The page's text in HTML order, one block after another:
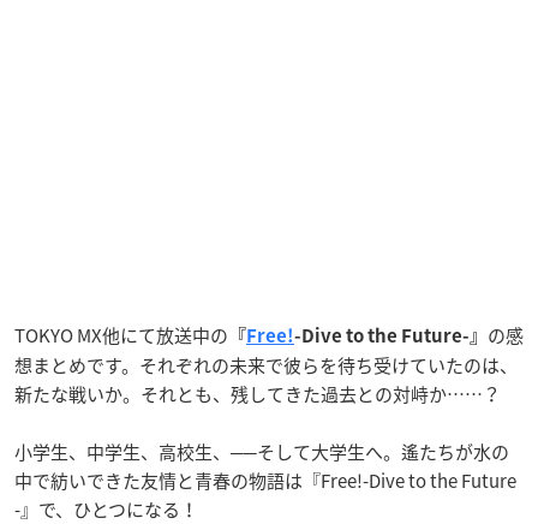
TOKYO MX他にて放送中の 『Free!-Dive to the Future-』 の感
想まとめです。それぞれの未来で彼らを待ち受けていたのは、
新たな戦いか。それとも、残してきた過去との対峙か……？
小学生、中学生、高校生、──そして大学生へ。遙たちが水の
中で紡いできた友情と青春の物語は『Free!-Dive to the Future
-』で、ひとつになる！